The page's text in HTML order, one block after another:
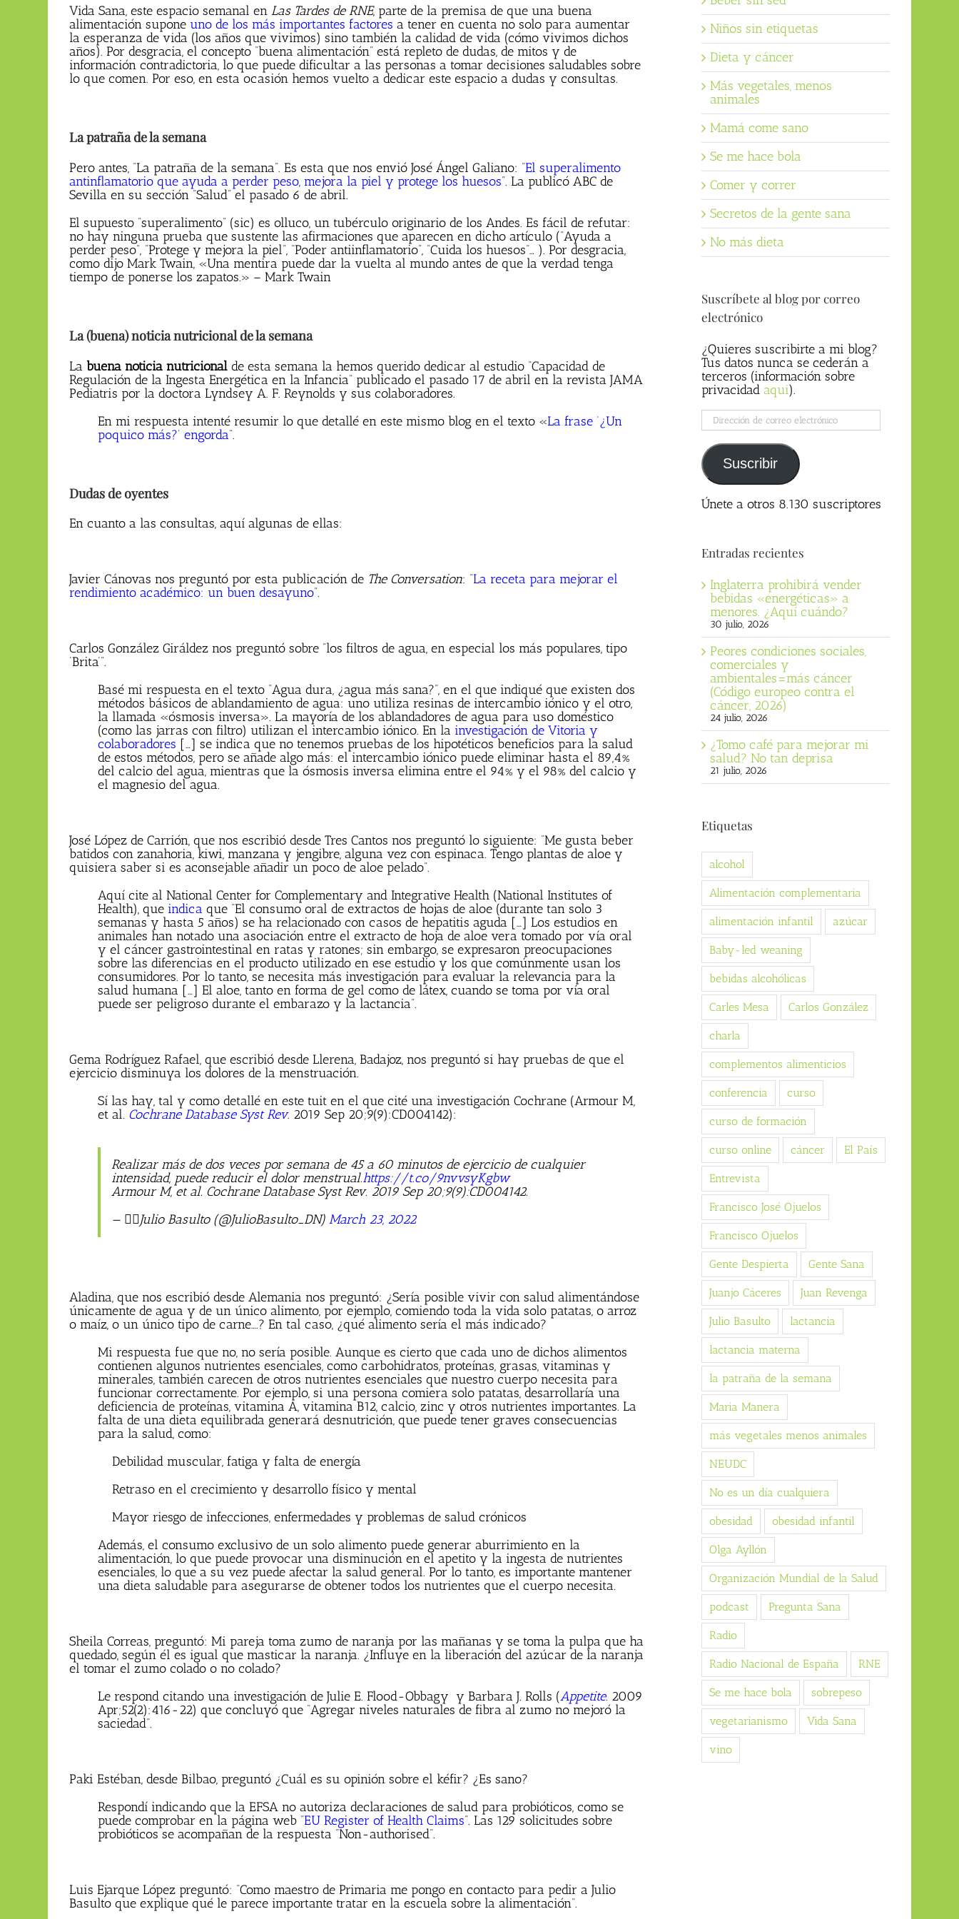
Vida Sana, este espacio semanal en Las Tardes de RNE, parte de la premisa de que una buena
alimentación supone uno de los más importantes factores a tener en cuenta no solo para aumentar
la esperanza de vida (los años que vivimos) sino también la calidad de vida (cómo vivimos dichos
años). Por desgracia, el concepto “buena alimentación” está repleto de dudas, de mitos y de
información contradictoria, lo que puede dificultar a las personas a tomar decisiones saludables sobre
lo que comen. Por eso, en esta ocasión hemos vuelto a dedicar este espacio a dudas y consultas.
La patraña de la semana
Pero antes, “La patraña de la semana”. Es esta que nos envió José Ángel Galiano: “El superalimento
antinflamatorio que ayuda a perder peso, mejora la piel y protege los huesos”. La publicó ABC de
Sevilla en su sección “Salud” el pasado 6 de abril.
El supuesto “superalimento” (sic) es olluco, un tubérculo originario de los Andes. Es fácil de refutar:
no hay ninguna prueba que sustente las afirmaciones que aparecen en dicho artículo (“Ayuda a
perder peso”, “Protege y mejora la piel”, “Poder antiinflamatorio”, “Cuida los huesos”… ). Por desgracia,
como dijo Mark Twain, «Una mentira puede dar la vuelta al mundo antes de que la verdad tenga
tiempo de ponerse los zapatos.» – Mark Twain
La (buena) noticia nutricional de la semana
La buena noticia nutricional de esta semana la hemos querido dedicar al estudio “Capacidad de
Regulación de la Ingesta Energética en la Infancia” publicado el pasado 17 de abril en la revista JAMA
Pediatris por la doctora Lyndsey A. F. Reynolds y sus colaboradores.
En mi respuesta intenté resumir lo que detallé en este mismo blog en el texto «La frase ‘¿Un
poquico más?’ engorda”.
Dudas de oyentes
En cuanto a las consultas, aquí algunas de ellas:
Javier Cánovas nos preguntó por esta publicación de The Conversation: “La receta para mejorar el
rendimiento académico: un buen desayuno”.
Carlos González Giráldez nos preguntó sobre “los filtros de agua, en especial los más populares, tipo
‘Brita’”.
Basé mi respuesta en el texto “Agua dura, ¿agua más sana?”, en el que indiqué que existen dos
métodos básicos de ablandamiento de agua: uno utiliza resinas de intercambio iónico y el otro,
la llamada «ósmosis inversa». La mayoría de los ablandadores de agua para uso doméstico
(como las jarras con filtro) utilizan el intercambio iónico. En la investigación de Vitoria y
colaboradores […] se indica que no tenemos pruebas de los hipotéticos beneficios para la salud
de estos métodos, pero se añade algo más: el intercambio iónico puede eliminar hasta el 89,4%
del calcio del agua, mientras que la ósmosis inversa elimina entre el 94% y el 98% del calcio y
el magnesio del agua.
José López de Carrión, que nos escribió desde Tres Cantos nos preguntó lo siguiente: “Me gusta beber
batidos con zanahoria, kiwi, manzana y jengibre, alguna vez con espinaca. Tengo plantas de aloe y
quisiera saber si es aconsejable añadir un poco de aloe pelado”.
Aquí cite al National Center for Complementary and Integrative Health (National Institutes of
Health), que indica que “El consumo oral de extractos de hojas de aloe (durante tan solo 3
semanas y hasta 5 años) se ha relacionado con casos de hepatitis aguda […] Los estudios en
animales han notado una asociación entre el extracto de hoja de aloe vera tomado por vía oral
y el cáncer gastrointestinal en ratas y ratones; sin embargo, se expresaron preocupaciones
sobre las diferencias en el producto utilizado en ese estudio y los que comúnmente usan los
consumidores. Por lo tanto, se necesita más investigación para evaluar la relevancia para la
salud humana […] El aloe, tanto en forma de gel como de látex, cuando se toma por vía oral
puede ser peligroso durante el embarazo y la lactancia”.
Gema Rodríguez Rafael, que escribió desde Llerena, Badajoz, nos preguntó si hay pruebas de que el
ejercicio disminuya los dolores de la menstruación.
Sí las hay, tal y como detallé en este tuit en el que cité una investigación Cochrane (Armour M,
et al. Cochrane Database Syst Rev. 2019 Sep 20;9(9):CD004142):
Realizar más de dos veces por semana de 45 a 60 minutos de ejercicio de cualquier
intensidad, puede reducir el dolor menstrual.https://t.co/9nvvsyKgbw
Armour M, et al. Cochrane Database Syst Rev. 2019 Sep 20;9(9):CD004142.
— 🏳️‍🌈Julio Basulto (@JulioBasulto_DN) March 23, 2022
Aladina, que nos escribió desde Alemania nos preguntó: ¿Sería posible vivir con salud alimentándose
únicamente de agua y de un único alimento, por ejemplo, comiendo toda la vida solo patatas, o arroz
o maíz, o un único tipo de carne….? En tal caso, ¿qué alimento sería el más indicado?
Mi respuesta fue que no, no sería posible. Aunque es cierto que cada uno de dichos alimentos
contienen algunos nutrientes esenciales, como carbohidratos, proteínas, grasas, vitaminas y
minerales, también carecen de otros nutrientes esenciales que nuestro cuerpo necesita para
funcionar correctamente. Por ejemplo, si una persona comiera solo patatas, desarrollaría una
deficiencia de proteínas, vitamina A, vitamina B12, calcio, zinc y otros nutrientes importantes. La
falta de una dieta equilibrada generará desnutrición, que puede tener graves consecuencias
para la salud, como:
Debilidad muscular, fatiga y falta de energía
Retraso en el crecimiento y desarrollo físico y mental
Mayor riesgo de infecciones, enfermedades y problemas de salud crónicos
Además, el consumo exclusivo de un solo alimento puede generar aburrimiento en la
alimentación, lo que puede provocar una disminución en el apetito y la ingesta de nutrientes
esenciales, lo que a su vez puede afectar la salud general. Por lo tanto, es importante mantener
una dieta saludable para asegurarse de obtener todos los nutrientes que el cuerpo necesita.
Sheila Correas, preguntó: Mi pareja toma zumo de naranja por las mañanas y se toma la pulpa que ha
quedado, según él es igual que masticar la naranja. ¿Influye en la liberación del azúcar de la naranja
el tomar el zumo colado o no colado?
Le respond citando una investigación de Julie E. Flood-Obbagy y Barbara J. Rolls (Appetite. 2009
Apr;52(2):416-22) que concluyó que “Agregar niveles naturales de fibra al zumo no mejoró la
saciedad”.
Paki Estéban, desde Bilbao, preguntó ¿Cuál es su opinión sobre el kéfir? ¿Es sano?
Respondí indicando que la EFSA no autoriza declaraciones de salud para probióticos, como se
puede comprobar en la página web “EU Register of Health Claims”. Las 129 solicitudes sobre
probióticos se acompañan de la respuesta “Non-authorised”.
Luis Ejarque López preguntó: “Como maestro de Primaria me pongo en contacto para pedir a Julio
Basulto que explique qué le parece importante tratar en la escuela sobre la alimentación”.
Niños sin etiquetas
Dieta y cáncer
Más vegetales, menos
animales
Mamá come sano
Se me hace bola
Comer y correr
Secretos de la gente sana
No más dieta
Suscríbete al blog por correo
electrónico
¿Quieres suscribirte a mi blog?
Tus datos nunca se cederán a
terceros (información sobre
privacidad aqui).
Dirección
de
correo
electrónico
Suscribir
Únete a otros 8.130 suscriptores
Entradas recientes
Inglaterra prohibirá vender
bebidas «energéticas» a
menores. ¿Aquí cuándo?
30 julio, 2026
Peores condiciones sociales,
comerciales y
ambientales=más cáncer
(Código europeo contra el
cáncer, 2026)
24 julio, 2026
¿Tomo café para mejorar mi
salud? No tan deprisa
21 julio, 2026
Etiquetas
alcohol
Alimentación complementaria
alimentación infantil azúcar
Baby-led weaning
bebidas alcohólicas
Carles Mesa Carlos González
charla
complementos alimenticios
conferencia curso
curso de formación
curso online cáncer El País
Entrevista
Francisco José Ojuelos
Francisco Ojuelos
Gente Despierta Gente Sana
Juanjo Cáceres Juan Revenga
Julio Basulto lactancia
lactancia materna
la patraña de la semana
Maria Manera
más vegetales menos animales
NEUDC
No es un día cualquiera
obesidad obesidad infantil
Olga Ayllón
Organización Mundial de la Salud
podcast Pregunta Sana
Radio
Radio Nacional de España RNE
Se me hace bola sobrepeso
vegetarianismo Vida Sana
vino